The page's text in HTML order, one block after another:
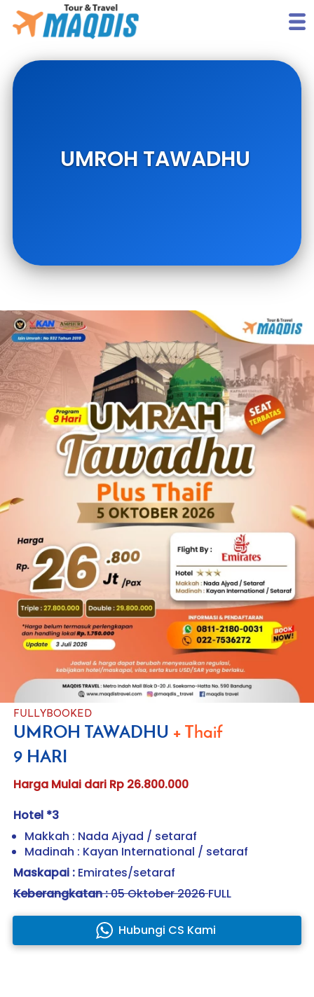
UMROH TAWADHU
FULLYBOOKED
UMROH TAWADHU + Thaif
9 HARI
Harga Mulai dari Rp 26.800.000
Hotel *3
Makkah : Nada Ajyad / setaraf
Madinah : Kayan International / setaraf
Maskapai : Emirates/setaraf
Keberangkatan :05 Oktober 2026 FULL
` Hubungi CS Kami